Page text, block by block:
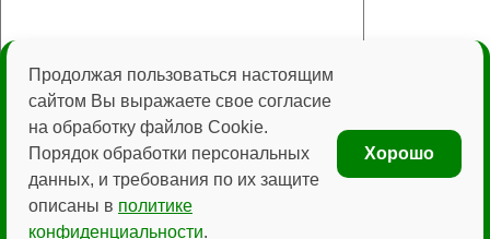
Нажимая кнопку «Отправить» вы даёте согласие на
обработку персональных данных и соглашаетесь с
политикой конфиденциальности
Продолжая пользоваться настоящим
сайтом Вы выражаете свое согласие
на обработку файлов Cookie.
Порядок обработки персональных
данных, и требования по их защите
описаны в политике
конфиденциальности.
Хорошо